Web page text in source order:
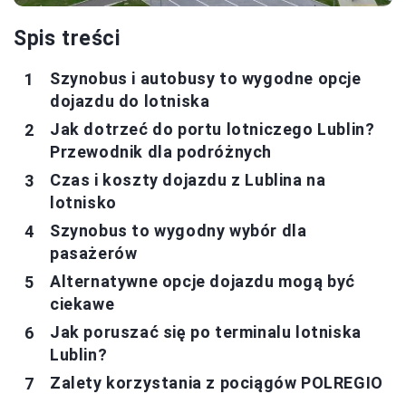
Spis treści
Szynobus i autobusy to wygodne opcje
dojazdu do lotniska
Jak dotrzeć do portu lotniczego Lublin?
Przewodnik dla podróżnych
Czas i koszty dojazdu z Lublina na
lotnisko
Szynobus to wygodny wybór dla
pasażerów
Alternatywne opcje dojazdu mogą być
ciekawe
Jak poruszać się po terminalu lotniska
Lublin?
Zalety korzystania z pociągów POLREGIO